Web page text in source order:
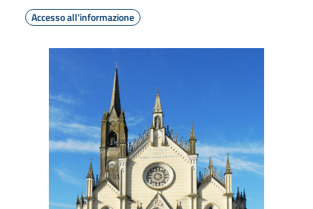
Accesso all'informazione